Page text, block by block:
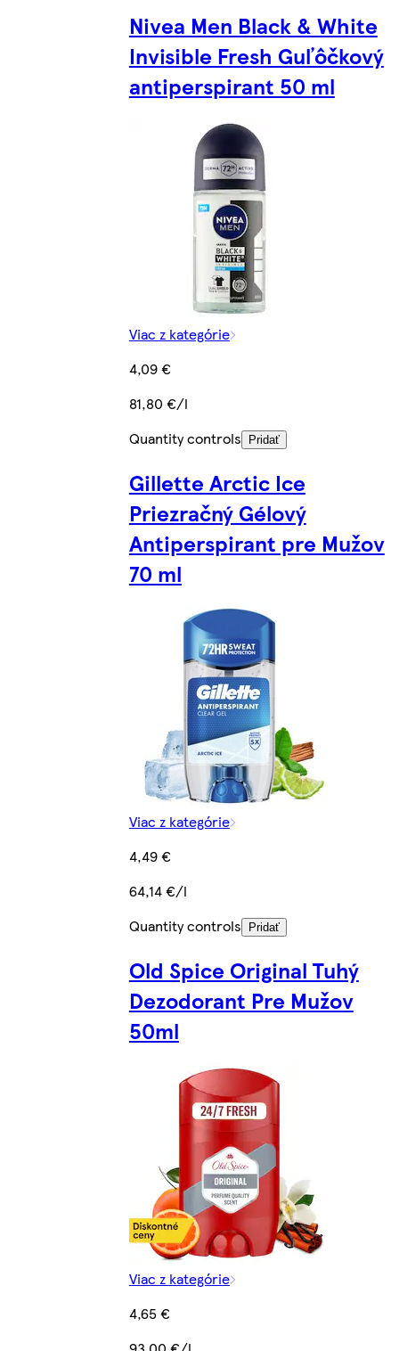
Nivea Men Black & White
Invisible Fresh Guľôčkový
antiperspirant 50 ml
Viac z kategórie
4,09 €
81,80 €/l
Quantity controls
Pridať
Gillette Arctic Ice
Priezračný Gélový
Antiperspirant pre Mužov
70 ml
Viac z kategórie
4,49 €
64,14 €/l
Quantity controls
Pridať
Old Spice Original Tuhý
Dezodorant Pre Mužov
50ml
Viac z kategórie
4,65 €